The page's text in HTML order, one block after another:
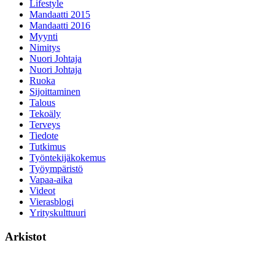
Lifestyle
Mandaatti 2015
Mandaatti 2016
Myynti
Nimitys
Nuori Johtaja
Nuori Johtaja
Ruoka
Sijoittaminen
Talous
Tekoäly
Terveys
Tiedote
Tutkimus
Työntekijäkokemus
Työympäristö
Vapaa-aika
Videot
Vierasblogi
Yrityskulttuuri
Arkistot